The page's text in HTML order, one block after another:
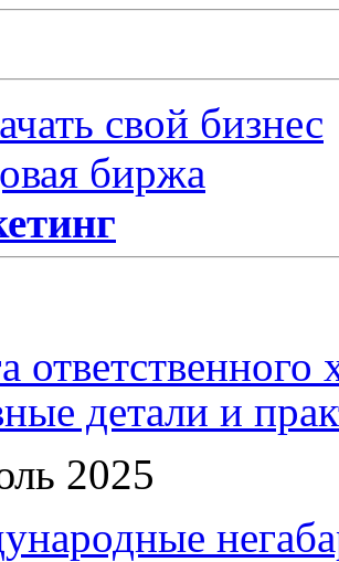
свой бизнес
биржа
детали и
2025